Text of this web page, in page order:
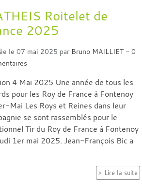
Roitelet de
2025
le 07 mai 2025 par Bruno MAILLIET - 0
4 Mai 2025 Une année de tous les
pour les Roy de France à Fontenoy
Mai Les Roys et Reines dans leur
se sont rassemblés pour le
Tir du Roy de France à Fontenoy
1er mai 2025. Jean-François Bic a
Lire la suite